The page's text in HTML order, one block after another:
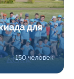
для
150 человек